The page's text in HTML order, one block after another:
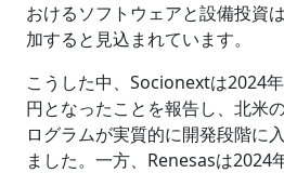
おけるソフトウェアと設備投資
加すると見込まれています。
こうした中、Socionextは2024
円となったことを報告し、北米
ログラムが実質的に開発段階に
ました。一方、Renesasは2024